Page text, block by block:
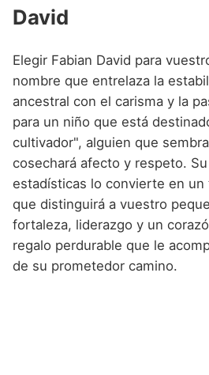
David
Elegir Fabian David para
nombre que entrelaza la
ancestral con el carisma y la
para un niño que está
cultivador", alguien que
cosechará afecto y respeto.
estadísticas lo convierte en un
que distinguirá a vuestro
fortaleza, liderazgo y un
regalo perdurable que le
de su prometedor camino.